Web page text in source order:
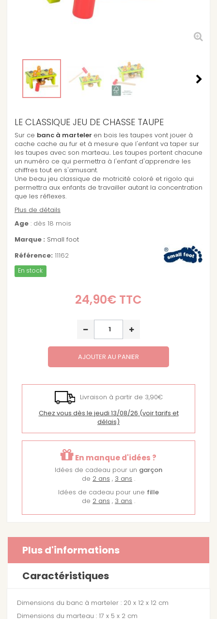
LE CLASSIQUE JEU DE CHASSE TAUPE
Sur ce banc à marteler en bois les taupes vont jouer à
cache cache au fur et à mesure que l'enfant va taper sur
les taupes avec son marteau.. Les taupes portent chacune
un numéro ce qui permettra à l'enfant d'apprendre les
chiffres tout en s'amusant.
Une beau jeu classique de motricité coloré et rigolo qui
permettra aux enfants de travailler autant la concentration
que les réflexes.
Plus de détails
Age : dès 18 mois
Marque : Small foot
Référence: 11162
En stock
24,90€ TTC
AJOUTER AU PANIER
Livraison à partir de 3,90€
Chez vous dès le jeudi 13/08/26 (voir tarifs et
délais)
En manque d'idées ?
Idées de cadeau pour un garçon
de 2 ans , 3 ans .
Idées de cadeau pour une fille
de 2 ans , 3 ans .
Plus d'informations
Caractéristiques
Dimensions du banc à marteler : 20 x 12 x 12 cm
Dimensions du marteau : 17 x 5 x 2 cm